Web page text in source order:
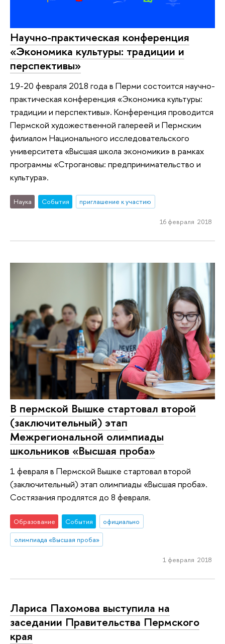
Научно-практическая конференция
«Экономика культуры: традиции и
перспективы»
19-20 февраля 2018 года в Перми состоится научно-
практическая конференция «Экономика культуры:
традиции и перспективы». Конференция проводится
Пермской художественной галереей и Пермским
филиалом Национального исследовательского
университета «Высшая школа экономики» в рамках
программы «Строгановы: предпринимательство и
культура».
Наука События приглашение к участию
16 февраля 2018
В пермской Вышке стартовал второй
(заключительный) этап
Межрегиональной олимпиады
школьников «Высшая проба»
1 февраля в Пермской Вышке стартовал второй
(заключительный) этап олимпиады «Высшая проба».
Состязания продлятся до 8 февраля.
Образование События
официально
олимпиада «Высшая проба»
1 февраля 2018
Лариса Пахомова выступила на
заседании Правительства Пермского
края